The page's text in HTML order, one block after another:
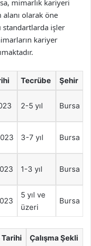
mimarlık kariyeri
olarak öne
standartlarda işler
kariyer
Tecrübe Şehir
2-5 yıl Bursa
3-7 yıl Bursa
1-3 yıl Bursa
5 yıl ve
üzeri
Bursa
Tarihi Çalışma Şekli